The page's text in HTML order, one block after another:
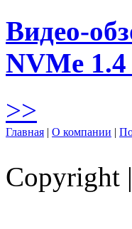
Видео-
NVMe
>>
Главная | О компании |
Copyright |